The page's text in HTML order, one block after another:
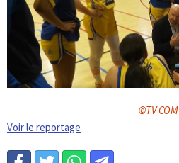
©TV COM
Voir le reportage